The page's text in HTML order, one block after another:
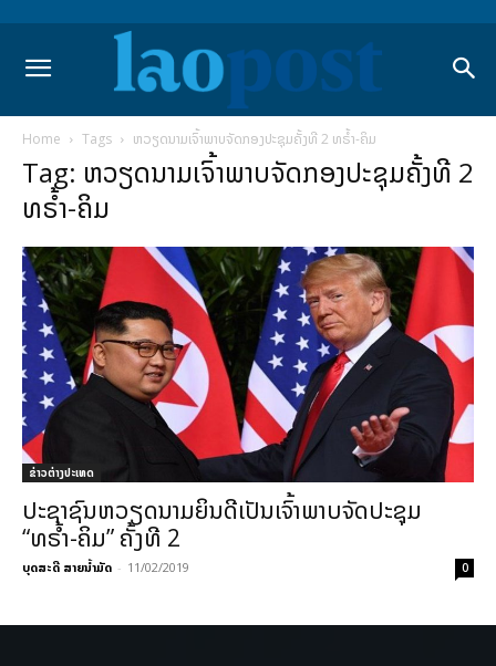
Home Tags ຫວຽດນາມເຈົ້າພາບຈັດກອງປະຊຸມຄັ້ງທີ 2 ທຣໍ້າ-ຄິມ
Tag: ຫວຽດນາມເຈົ້າພາບຈັດກອງປະຊຸມຄັ້ງທີ 2
ທຣໍ້າ-ຄິມ
ຂ່າວຕ່າງປະເທດ
ປະຊາຊົນຫວຽດນາມຍິນດີເປັນເຈົ້າພາບຈັດປະຊຸມ
“ທຣໍ້າ-ຄິມ” ຄັ້ງທີ 2
ບຸດສະດີ ສາຍນ້ຳມັດ - 11/02/2019 0